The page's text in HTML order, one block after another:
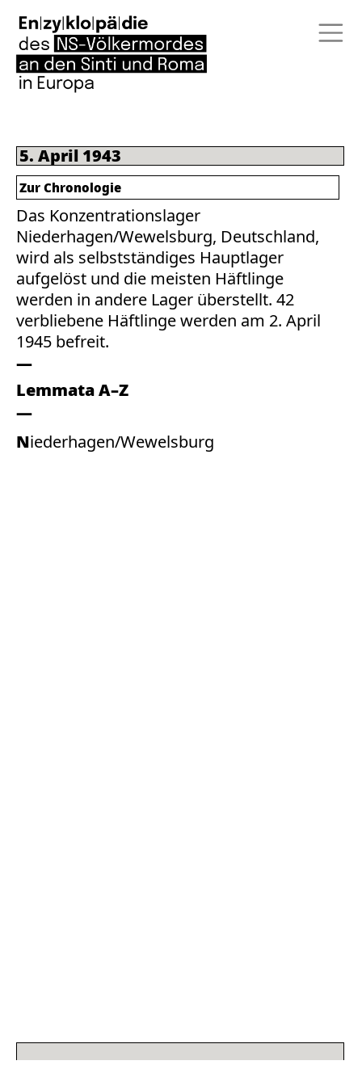
5. April 1943
Das Konzentrationslager
Niederhagen/Wewelsburg, Deutschland,
wird als selbstständiges Hauptlager
aufgelöst und die meisten Häftlinge
werden in andere Lager überstellt. 42
verbliebene Häftlinge werden am 2. April
1945 befreit.
Lemmata A–Z
Niederhagen/Wewelsburg
Zur Chronologie